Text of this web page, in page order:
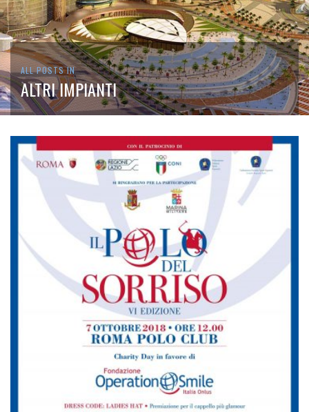
ALL POSTS IN
ALTRI IMPIANTI